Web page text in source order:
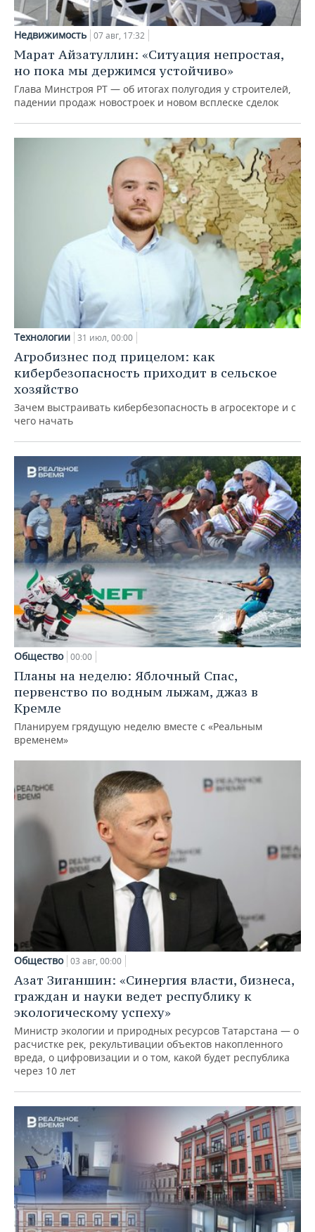
Недвижимость 07 авг, 17:32
Марат Айзатуллин: «Ситуация непростая,
но пока мы держимся устойчиво»
Глава Минстроя РТ — об итогах полугодия у строителей,
падении продаж новостроек и новом всплеске сделок
Технологии 31 июл, 00:00
Агробизнес под прицелом: как
кибербезопасность приходит в сельское
хозяйство
Зачем выстраивать кибербезопасность в агросекторе и с
чего начать
Общество 00:00
Планы на неделю: Яблочный Спас,
первенство по водным лыжам, джаз в
Кремле
Планируем грядущую неделю вместе с «Реальным
временем»
Общество 03 авг, 00:00
Азат Зиганшин: «Синергия власти, бизнеса,
граждан и науки ведет республику к
экологическому успеху»
Министр экологии и природных ресурсов Татарстана — о
расчистке рек, рекультивации объектов накопленного
вреда, о цифровизации и о том, какой будет республика
через 10 лет